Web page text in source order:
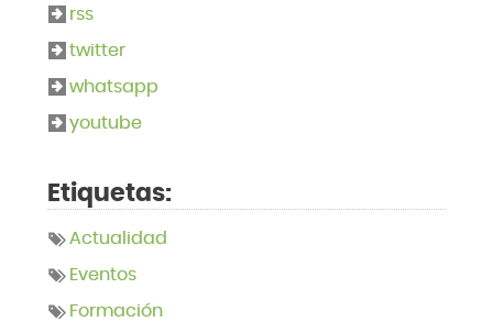
rss
twitter
whatsapp
youtube
Etiquetas:
Actualidad
Eventos
Formación